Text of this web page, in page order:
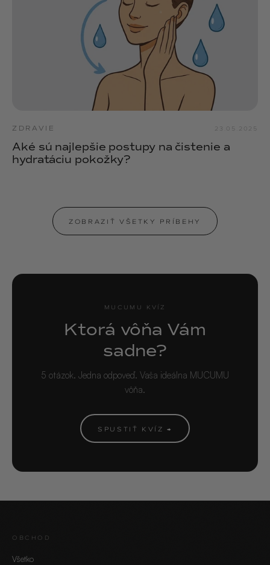
ZDRAVIE 23.05.2025
Aké sú najlepšie postupy na čistenie a
hydratáciu pokožky?
ZOBRAZIŤ VŠETKY PRÍBEHY
MUCUMU KVÍZ
Ktorá vôňa Vám
sadne?
5 otázok. Jedna odpoveď. Vaša ideálna MUCUMU
vôňa.
SPUSTIŤ KVÍZ →
OBCHOD
Všetko